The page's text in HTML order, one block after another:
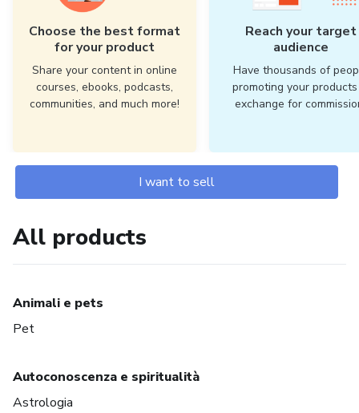
Choose the best format
for your product
Share your content in online
courses, ebooks, podcasts,
communities, and much more!
Reach your target
audience
Have thousands of
promoting your
exchange for
I want to sell
All products
Animali e pets
Pet
Autoconoscenza e spiritualità
Astrologia